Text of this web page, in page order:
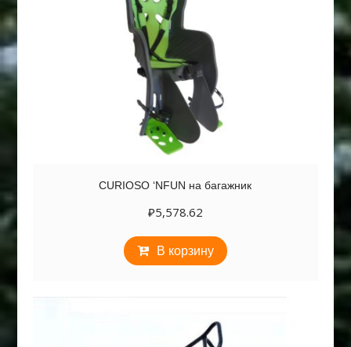
CURIOSO ‘NFUN на багажник
₽5,578.62
В корзину